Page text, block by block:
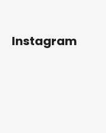
Instagram